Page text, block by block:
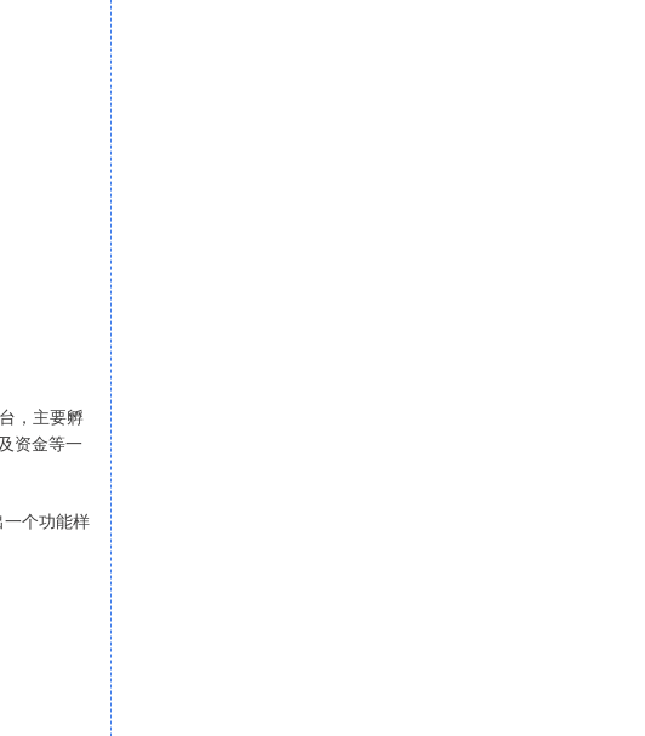
，主要孵
资金等一
一个功能样